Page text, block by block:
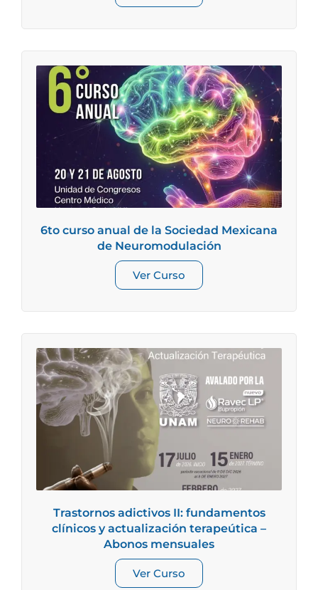
6to curso anual de la Sociedad Mexicana
de Neuromodulación
Ver Curso
Trastornos adictivos II: fundamentos
clínicos y actualización terapeútica –
Abonos mensuales
Ver Curso